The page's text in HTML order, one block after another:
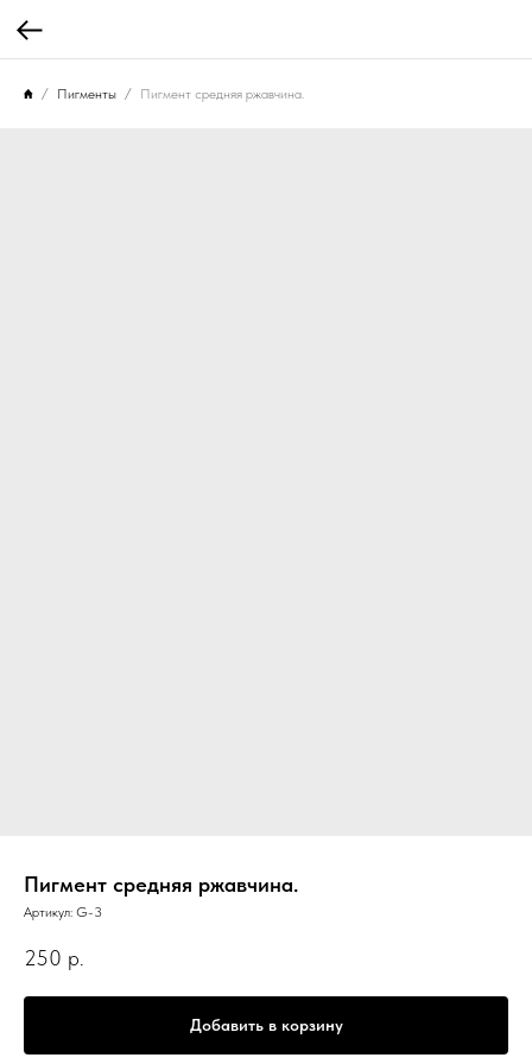
Пигменты Пигмент средняя ржавчина.
Пигмент средняя ржавчина.
Артикул: G-3
250 р.
Добавить в корзину